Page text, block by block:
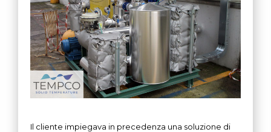
Il cliente impiegava in precedenza una soluzione di